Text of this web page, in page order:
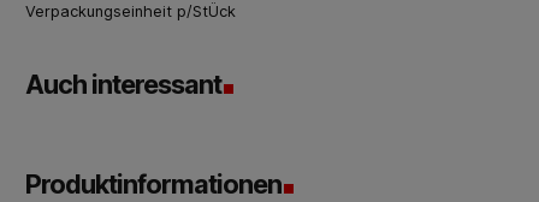
Verpackungseinheit p/StÜck
Auch interessant
Produktinformationen